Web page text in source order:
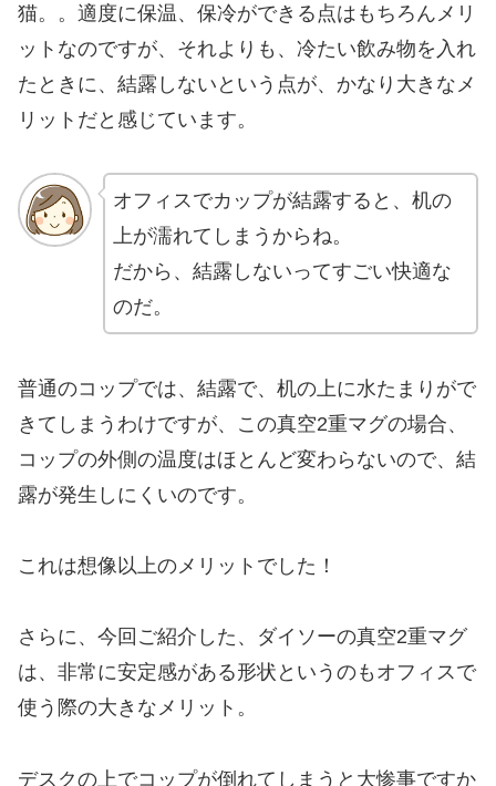
猫。。適度に保温、保冷ができる点はもちろんメリ
ットなのですが、それよりも、冷たい飲み物を入れ
たときに、結露しないという点が、かなり大きなメ
リットだと感じています。
オフィスでカップが結露すると、机の
上が濡れてしまうからね。
だから、結露しないってすごい快適な
のだ。
普通のコップでは、結露で、机の上に水たまりがで
きてしまうわけですが、この真空2重マグの場合、
コップの外側の温度はほとんど変わらないので、結
露が発生しにくいのです。
これは想像以上のメリットでした！
さらに、今回ご紹介した、ダイソーの真空2重マグ
は、非常に安定感がある形状というのもオフィスで
使う際の大きなメリット。
デスクの上でコップが倒れてしまうと大惨事ですか